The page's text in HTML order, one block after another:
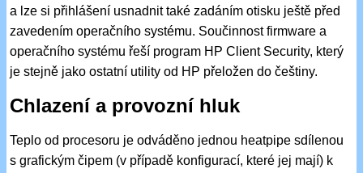
a lze si přihlášení usnadnit také zadáním otisku ještě před
zavedením operačního systému. Součinnost firmware a
operačního systému řeší program HP Client Security, který
je stejně jako ostatní utility od HP přeložen do češtiny.
Chlazení a provozní hluk
Teplo od procesoru je odváděno jednou heatpipe sdílenou
s grafickým čipem (v případě konfigurací, které jej mají) k